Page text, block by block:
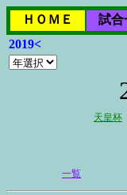
ＨＯＭＥ 試合
2019<
天皇杯
一覧